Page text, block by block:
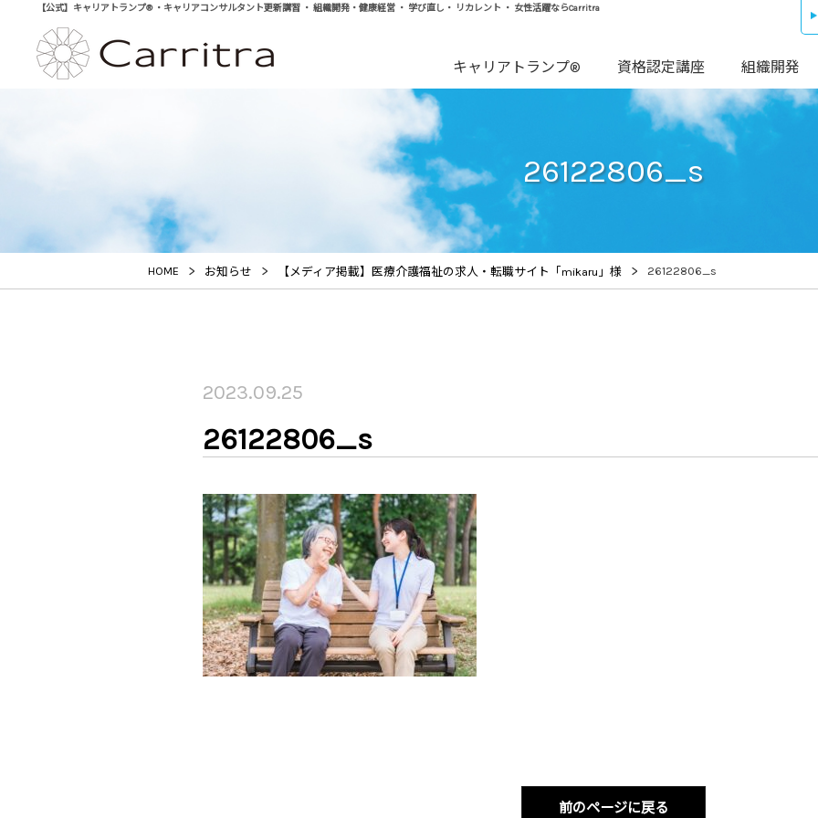
【公式】キャリアトランプ® ・キャリアコンサルタント更新講習 ・ 組織開発・健康経営 ・ 学び直し・ リカレント ・ 女性活躍ならCarritra
キャリアトランプ® 資格認定講座 組織開発
26122806_s
HOME > お知らせ > 【メディア掲載】医療介護福祉の求人・転職サイト「mikaru」様 > 26122806_s
2023.09.25
26122806_s
前のページに戻る